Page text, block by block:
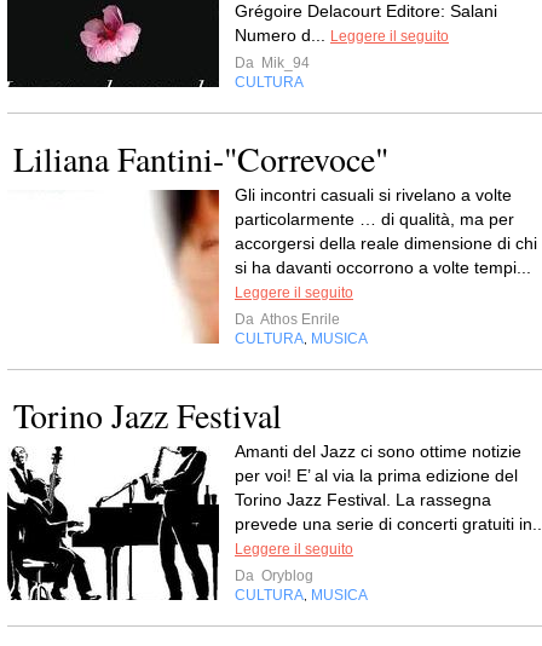
Grégoire Delacourt Editore: Salani
Numero d...
Leggere il seguito
Da Mik_94
CULTURA
Liliana Fantini-"Correvoce"
Gli incontri casuali si rivelano a volte
particolarmente … di qualità, ma per
accorgersi della reale dimensione di chi
si ha davanti occorrono a volte tempi...
Leggere il seguito
Da Athos Enrile
CULTURA MUSICA
Torino Jazz Festival
Amanti del Jazz ci sono ottime notizie
per voi! E’ al via la prima edizione del
Torino Jazz Festival. La rassegna
prevede una serie di concerti gratuiti
Leggere il seguito
Da Oryblog
CULTURA MUSICA